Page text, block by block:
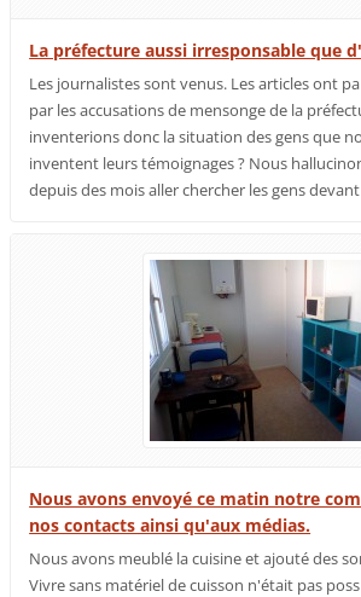
La préfecture aussi irresponsable que
Les journalistes sont venus. Les articles ont
par les accusations de mensonge de la
inventerions donc la situation des gens que
inventent leurs témoignages ? Nous
depuis des mois aller chercher les gens
Nous avons envoyé ce matin notre
nos contacts ainsi qu'aux médias.
Nous avons meublé la cuisine et ajouté des
Vivre sans matériel de cuisson n'était pas